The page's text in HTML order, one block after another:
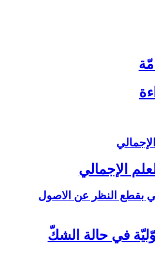
بقطع النظر عن الاصول
في حالة الشكّ‏